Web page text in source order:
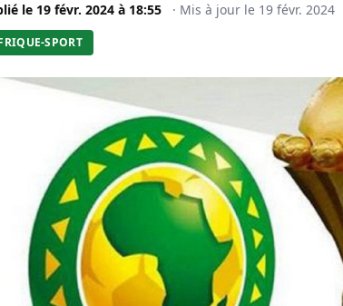
le 19 févr. 2024 à 18:55 · Mis à jour le 19 févr. 2024
SPORT